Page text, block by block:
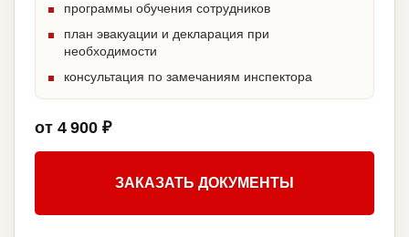
программы обучения сотрудников
план эвакуации и декларация при
необходимости
консультация по замечаниям инспектора
от 4 900 ₽
ЗАКАЗАТЬ ДОКУМЕНТЫ